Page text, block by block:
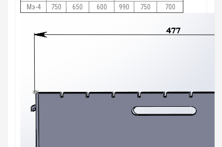
Мэ-4
750 650 600 990 750 700